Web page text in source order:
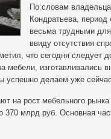
По словам
Кондратьева,
весьма трудными
ввиду отсутствия
что сегодня следует
мебели, изготавливались
успешно делаем уже
на рост мебельного
370 млрд руб. Основная